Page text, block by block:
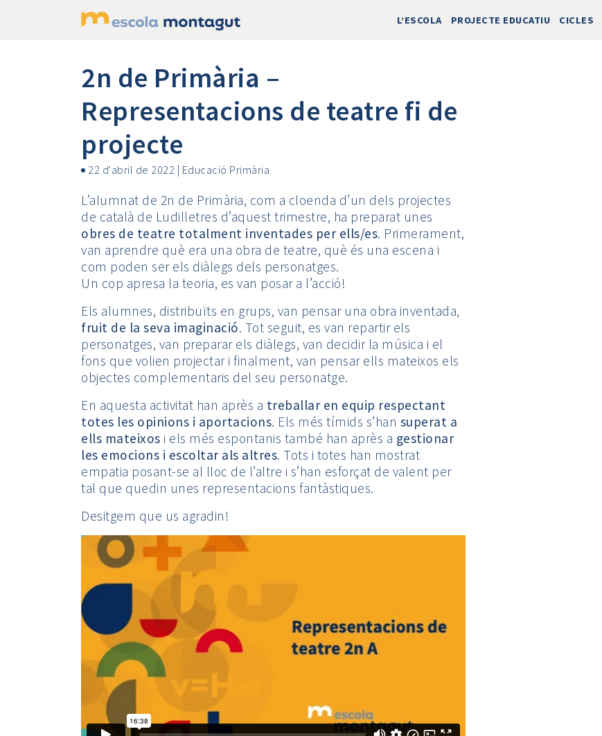
L’ESCOLA PROJECTE EDUCATIU CICLES
2n de Primària –
Representacions de teatre fi de
projecte
22 d'abril de 2022 | Educació Primària
L’alumnat de 2n de Primària, com a cloenda d’un dels projectes
de català de Ludilletres d’aquest trimestre, ha preparat unes
obres de teatre totalment inventades per ells/es. Primerament,
van aprendre què era una obra de teatre, què és una escena i
com poden ser els diàlegs dels personatges.
Un cop apresa la teoria, es van posar a l’acció!
Els alumnes, distribuïts en grups, van pensar una obra inventada,
fruit de la seva imaginació. Tot seguit, es van repartir els
personatges, van preparar els diàlegs, van decidir la música i el
fons que volien projectar i finalment, van pensar ells mateixos els
objectes complementaris del seu personatge.
En aquesta activitat han après a treballar en equip respectant
totes les opinions i aportacions. Els més tímids s’han superat a
ells mateixos i els més espontanis també han après a gestionar
les emocions i escoltar als altres. Tots i totes han mostrat
empatia posant-se al lloc de l’altre i s’han esforçat de valent per
tal que quedin unes representacions fantàstiques.
Desitgem que us agradin!